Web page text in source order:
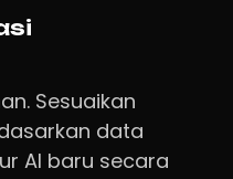
Sesuaikan
data
AI baru secara